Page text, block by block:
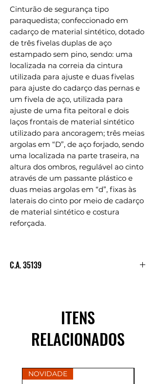
Cinturão de segurança tipo
paraquedista; confeccionado em
cadarço de material sintético, dotado
de três fivelas duplas de aço
estampado sem pino, sendo: uma
localizada na correia da cintura
utilizada para ajuste e duas fivelas
para ajuste do cadarço das pernas e
um fivela de aço, utilizada para
ajuste de uma fita peitoral e dois
laços frontais de material sintético
utilizado para ancoragem; três meias
argolas em “D”, de aço forjado, sendo
uma localizada na parte traseira, na
altura dos ombros, regulável ao cinto
através de um passante plástico e
duas meias argolas em “d”, fixas às
laterais do cinto por meio de cadarço
de material sintético e costura
reforçada.
C.A. 35139
ITENS
RELACIONADOS
NOVIDADE